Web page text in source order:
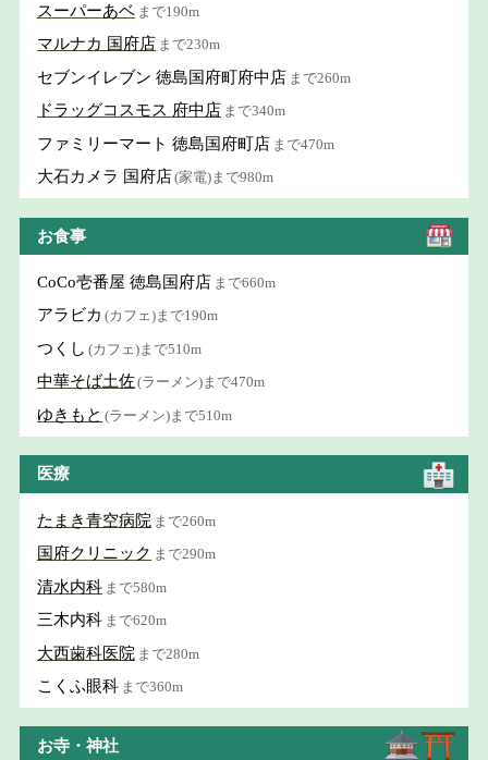
スーパーあベ まで190m
マルナカ 国府店 まで230m
セブンイレブン 徳島国府町府中店 まで260m
ドラッグコスモス 府中店 まで340m
ファミリーマート 徳島国府町店 まで470m
大石カメラ 国府店(家電)まで980m
お食事
CoCo壱番屋 徳島国府店 まで660m
アラビカ (カフェ)まで190m
つくし (カフェ)まで510m
中華そば土佐(ラーメン)まで470m
ゆきもと (ラーメン)まで510m
医療
たまき青空病院 まで260m
国府クリニック まで290m
清水内科 まで580m
三木内科 まで620m
大西歯科医院 まで280m
こくふ眼科 まで360m
お寺・神社